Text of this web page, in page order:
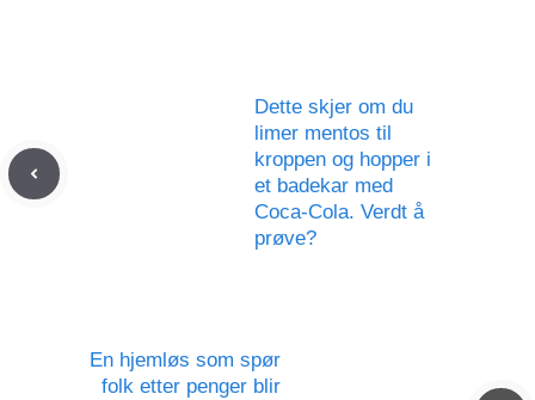
Dette skjer om du
limer mentos til
kroppen og hopper i
et badekar med
Coca-Cola. Verdt å
prøve?
En hjemløs som spør
folk etter penger blir